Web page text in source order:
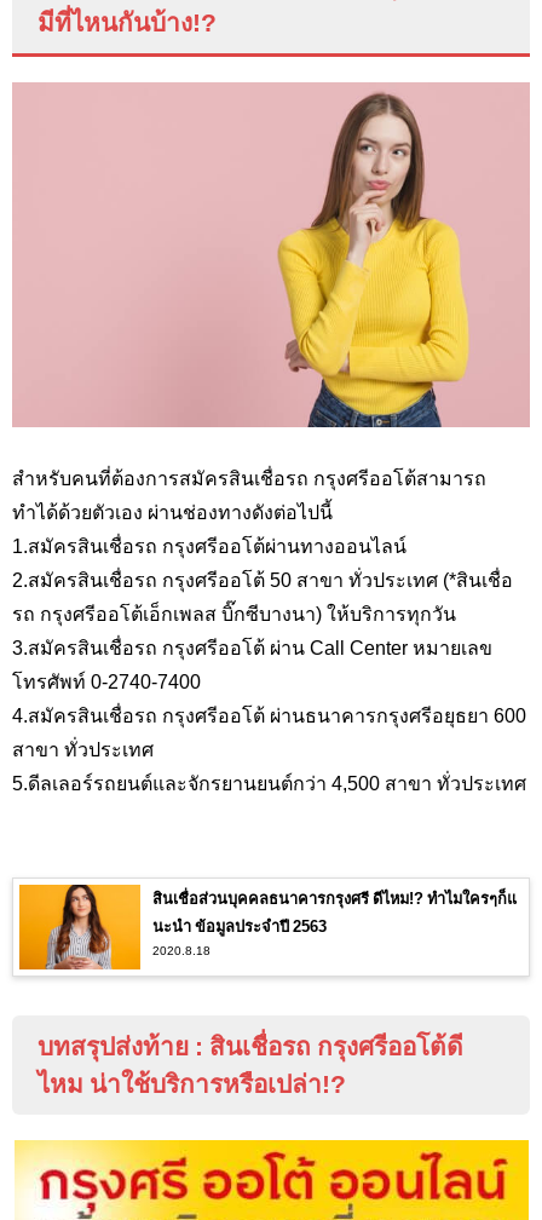
มีที่ไหนกันบ้าง!?
สำหรับคนที่ต้องการสมัครสินเชื่อรถ กรุงศรีออโต้สามารถ
ทำได้ด้วยตัวเอง ผ่านช่องทางดังต่อไปนี้
1.สมัครสินเชื่อรถ กรุงศรีออโต้ผ่านทางออนไลน์
2.สมัครสินเชื่อรถ กรุงศรีออโต้ 50 สาขา ทั่วประเทศ (*สินเชื่อ
รถ กรุงศรีออโต้เอ็กเพลส บิ๊กซีบางนา) ให้บริการทุกวัน
3.สมัครสินเชื่อรถ กรุงศรีออโต้ ผ่าน Call Center หมายเลข
โทรศัพท์ 0-2740-7400
4.สมัครสินเชื่อรถ กรุงศรีออโต้ ผ่านธนาคารกรุงศรีอยุธยา 600
สาขา ทั่วประเทศ
5.ดีลเลอร์รถยนต์และจักรยานยนต์กว่า 4,500 สาขา ทั่วประเทศ
สินเชื่อส่วนบุคคลธนาคารกรุงศรี ดีไหม!? ทำไมใครๆก็แ
นะนำ ข้อมูลประจำปี 2563
2020.8.18
บทสรุปส่งท้าย : สินเชื่อรถ กรุงศรีออโต้ดี
ไหม น่าใช้บริการหรือเปล่า!?